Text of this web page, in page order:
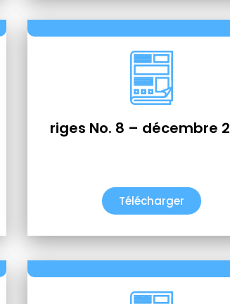
riges No. 8 – décembre
Télécharger